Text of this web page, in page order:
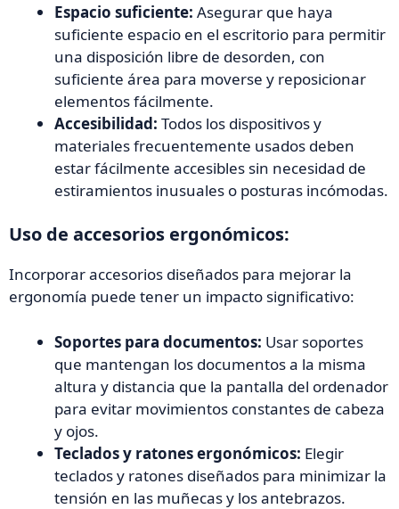
Espacio suficiente: Asegurar que haya
suficiente espacio en el escritorio para permitir
una disposición libre de desorden, con
suficiente área para moverse y reposicionar
elementos fácilmente.
Accesibilidad: Todos los dispositivos y
materiales frecuentemente usados deben
estar fácilmente accesibles sin necesidad de
estiramientos inusuales o posturas incómodas.
Uso de accesorios ergonómicos:
Incorporar accesorios diseñados para mejorar la
ergonomía puede tener un impacto significativo:
Soportes para documentos: Usar soportes
que mantengan los documentos a la misma
altura y distancia que la pantalla del ordenador
para evitar movimientos constantes de cabeza
y ojos.
Teclados y ratones ergonómicos: Elegir
teclados y ratones diseñados para minimizar la
tensión en las muñecas y los antebrazos.